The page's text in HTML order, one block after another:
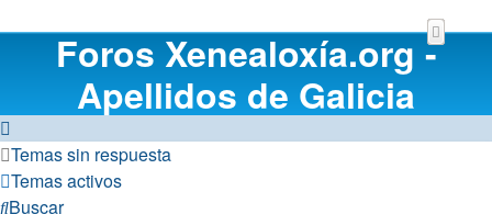
Foros Xenealoxía.org -
Apellidos de Galicia
Temas sin respuesta
Temas activos
Buscar